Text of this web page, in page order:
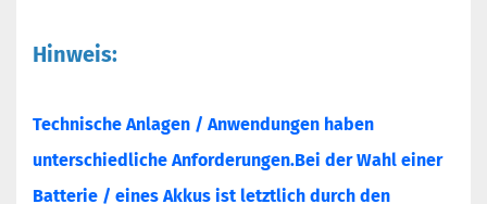
Hinweis:
Technische Anlagen / Anwendungen haben
unterschiedliche Anforderungen.Bei der Wahl einer
Batterie / eines Akkus ist letztlich durch den